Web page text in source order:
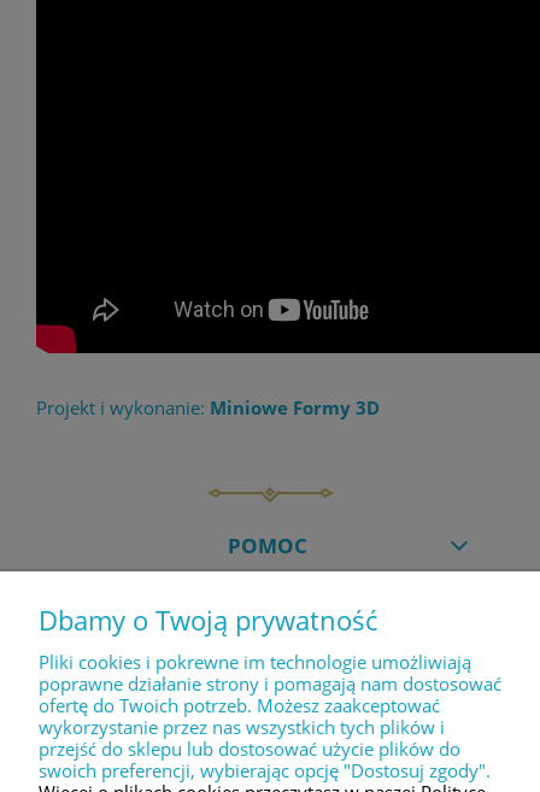
Projekt i wykonanie: Miniowe Formy 3D
POMOC
MOJE KONTO
PŁATNOŚCI I DOSTAWA
Dbamy o Twoją prywatność
Pliki cookies i pokrewne im technologie umożliwiają
poprawne działanie strony i pomagają nam dostosować
ofertę do Twoich potrzeb. Możesz zaakceptować
wykorzystanie przez nas wszystkich tych plików i
przejść do sklepu lub dostosować użycie plików do
swoich preferencji, wybierając opcję "Dostosuj zgody".